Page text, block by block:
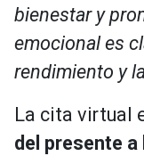
bienestar y
emocional es
rendimiento y
La cita virtual
del presente a